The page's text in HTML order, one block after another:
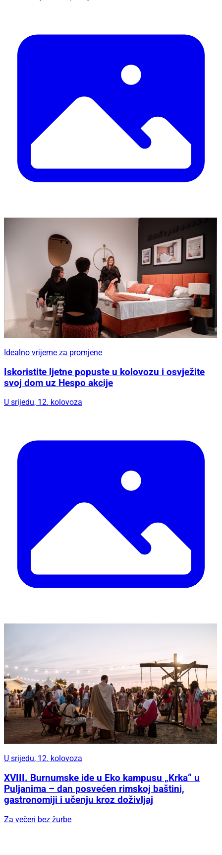
Idealno vrijeme za promjene
Iskoristite ljetne popuste u kolovozu i osvježite
U srijedu, 12. kolovoza
U srijedu, 12. kolovoza
XVIII. Burnumske ide u Eko kampusu „Krka“ u
gastronomiji i učenju kroz doživljaj
Za večeri bez žurbe